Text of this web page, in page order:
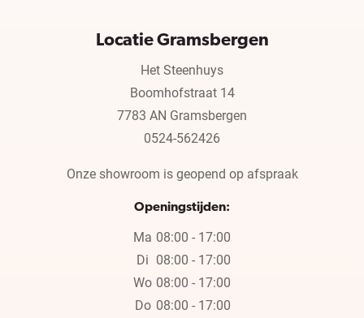
Locatie Gramsbergen
Het Steenhuys
Boomhofstraat 14
7783 AN Gramsbergen
0524-562426
Onze showroom is geopend op afspraak
Openingstijden:
Ma 08:00 - 17:00
Di 08:00 - 17:00
Wo 08:00 - 17:00
Do 08:00 - 17:00